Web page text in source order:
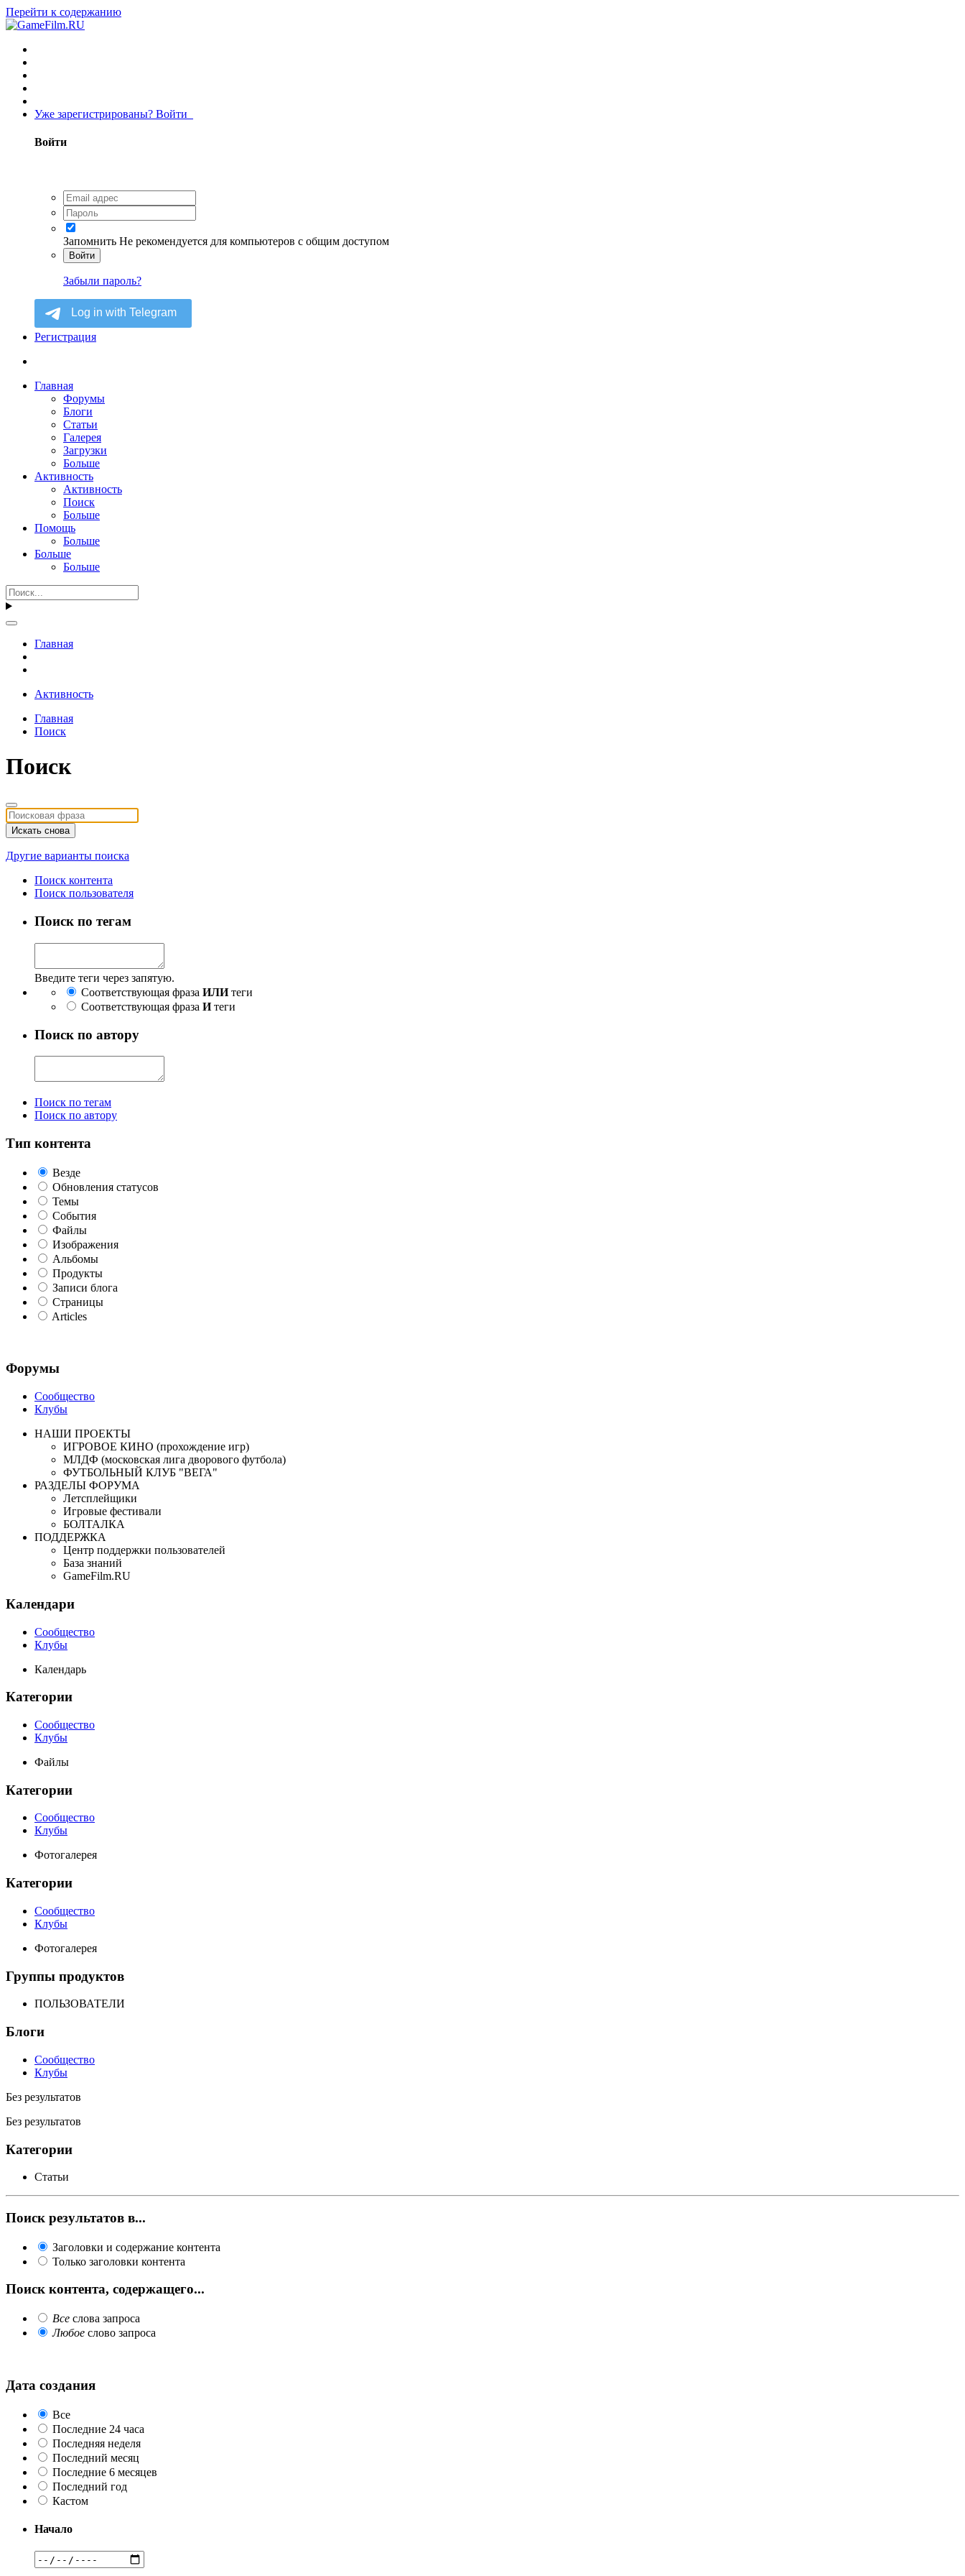
Перейти к содержанию
Уже зарегистрированы? Войти
Войти
Запомнить Не рекомендуется для компьютеров с общим доступом
Войти
Забыли пароль?
Регистрация
Главная
Форумы
Блоги
Статьи
Галерея
Загрузки
Больше
Активность
Активность
Поиск
Больше
Помощь
Больше
Больше
Больше
Главная
Активность
Главная
Поиск
Поиск
Искать снова
Другие варианты поиска
Поиск контента
Поиск пользователя
Поиск по тегам
Введите теги через запятую.
Соответствующая фраза ИЛИтеги
Соответствующая фраза Итеги
Поиск по автору
Поиск по тегам
Поиск по автору
Тип контента
Везде
Обновления статусов
Темы
События
Файлы
Изображения
Альбомы
Продукты
Записи блога
Страницы
Articles
Форумы
Сообщество
Клубы
НАШИ ПРОЕКТЫ
ИГРОВОЕ КИНО (прохождение игр)
МЛДФ (московская лига дворового футбола)
ФУТБОЛЬНЫЙ КЛУБ "ВЕГА"
РАЗДЕЛЫ ФОРУМА
Летсплейщики
Игровые фестивали
БОЛТАЛКА
ПОДДЕРЖКА
Центр поддержки пользователей
База знаний
GameFilm.RU
Календари
Сообщество
Клубы
Календарь
Категории
Сообщество
Клубы
Файлы
Категории
Сообщество
Клубы
Фотогалерея
Категории
Сообщество
Клубы
Фотогалерея
Группы продуктов
ПОЛЬЗОВАТЕЛИ
Блоги
Сообщество
Клубы
Без результатов
Без результатов
Категории
Статьи
Поиск результатов в...
Заголовки и содержание контента
Только заголовки контента
Поиск контента, содержащего...
Все слова запроса
Любое слово запроса
Дата создания
Все
Последние 24 часа
Последняя неделя
Последний месяц
Последние 6 месяцев
Последний год
Кастом
Начало